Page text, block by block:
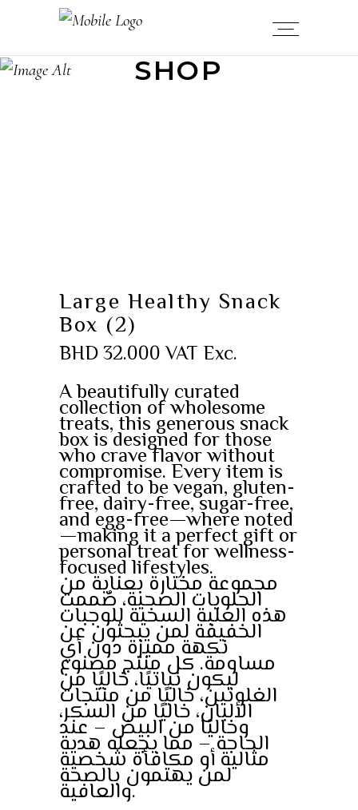
SHOP
Large Healthy Snack
Box (2)
BHD32.000VAT Exc.
A beautifully curated
collection of wholesome
treats, this generous snack
box is designed for those
who crave flavor without
compromise. Every item is
crafted to be vegan, gluten-
free, dairy-free, sugar-free,
and egg-free—where noted
—making it a perfect gift or
personal treat for wellness-
focused lifestyles.
مجموعة مختارة بعناية من
الحلويات الصحية، صُممت
هذه العلبة السخية للوجبات
الخفيفة لمن يبحثون عن
نكهة مميزة دون أي
مساومة. كل منتج مصنوع
ليكون نباتيًا، خاليًا من
الغلوتين، خاليًا من منتجات
الألبان، خاليًا من السكر،
وخاليًا من البيض – عند
الحاجة – مما يجعله هدية
مثالية أو مكافأة شخصية
لمن يهتمون بالصحة
والعافية.